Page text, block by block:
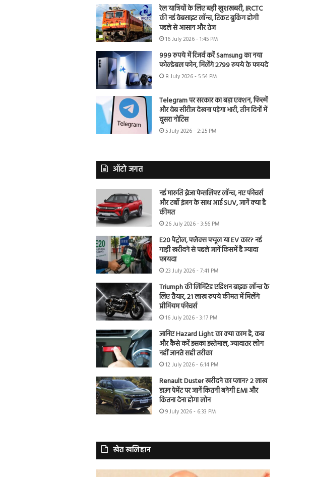
रेल यात्रियों के लिए बड़ी खुशखबरी, IRCTC
की नई वेबसाइट लॉन्च, टिकट बुकिंग होगी
पहले से आसान और तेज
16 July 2026 - 1:45 PM
999 रुपये में रिजर्व करें Samsung का नया
फोल्डेबल फोन, मिलेंगे 2799 रुपये के फायदे
8 July 2026 - 5:54 PM
Telegram पर सरकार का बड़ा एक्शन, फिल्में
और वेब सीरीज देखना पड़ेगा भारी, तीन दिनों में
दूसरा नोटिस
5 July 2026 - 2:25 PM
ऑटो जगत
नई मारुति ब्रेजा फेसलिफ्ट लॉन्च, नए फीचर्स
और टर्बो इंजन के साथ आई SUV, जानें क्या है
कीमत
26 July 2026 - 3:56 PM
E20 पेट्रोल, फ्लेक्स फ्यूल या EV कार? नई
गाड़ी खरीदने से पहले जानें किसमें है ज्यादा
फायदा
23 July 2026 - 7:41 PM
Triumph की लिमिटेड एडिशन बाइक लॉन्च के
लिए तैयार, 21 लाख रुपये कीमत में मिलेंगे
प्रीमियम फीचर्स
16 July 2026 - 3:17 PM
जानिए Hazard Light का क्या काम है, कब
और कैसे करें इसका इस्तेमाल, ज्यादातर लोग
नहीं जानते सही तरीका
12 July 2026 - 6:14 PM
Renault Duster खरीदने का प्लान? 2 लाख
डाउन पेमेंट पर जानें कितनी बनेगी EMI और
कितना देना होगा लोन
9 July 2026 - 6:33 PM
खेत खलिहान